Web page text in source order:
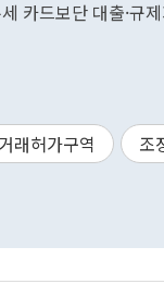
카드보단 대출·규
래허가구역 조